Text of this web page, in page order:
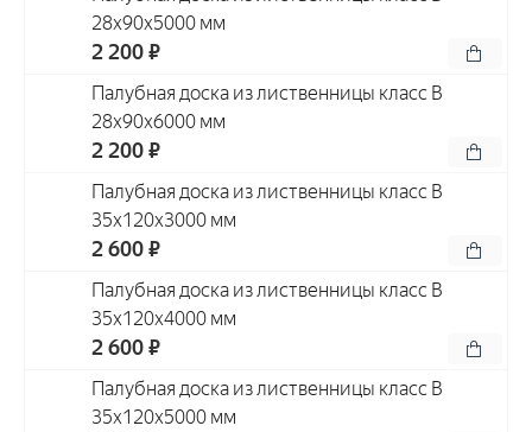
28x90x5000 мм
2 200 ₽
Палубная доска из лиственницы класс В
28x90x6000 мм
2 200 ₽
Палубная доска из лиственницы класс В
35x120x3000 мм
2 600 ₽
Палубная доска из лиственницы класс В
35x120x4000 мм
2 600 ₽
Палубная доска из лиственницы класс В
35x120x5000 мм